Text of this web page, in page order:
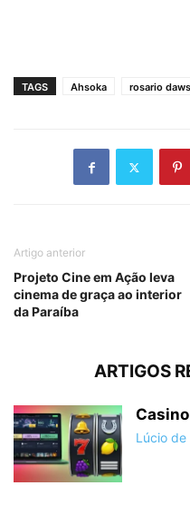
TAGS Ahsoka rosario
Artigo anterior
Projeto Cine em Ação leva
cinema de graça ao interior
da Paraíba
ARTIGOS
Lúcio de